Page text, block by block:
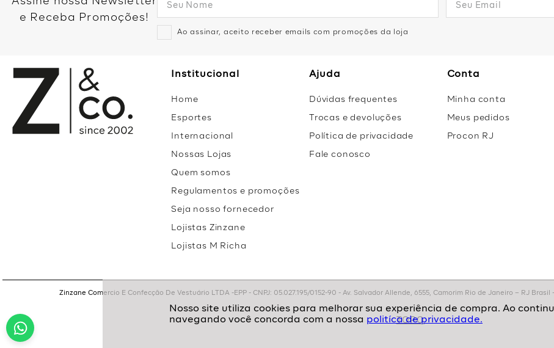
politíca de privacidade.
e Receba Promoções!
Ao assinar, aceito receber emails com promoções da loja
Institucional
Home
Esportes
Internacional
Nossas Lojas
Quem somos
Regulamentos e promoções
Seja nosso fornecedor
Lojistas Zinzane
Lojistas M Richa
Ajuda
Dúvidas frequentes
Trocas e devoluções
Política de privacidade
Fale conosco
Conta
Minha conta
Meus pedidos
Procon RJ
Zinzane Comercio E Confecção De Vestuário LTDA -EPP - CNPJ: 05.027.195/0152-90 - Av. Salvador Allende, 6555, Camorim Rio de Janeiro – RJ
TOPO